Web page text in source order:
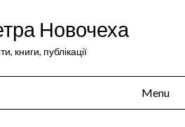
Новочеха
книги, публікації
Menu